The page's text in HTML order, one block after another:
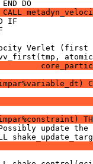
END DO
IF
Verlet (first
update the